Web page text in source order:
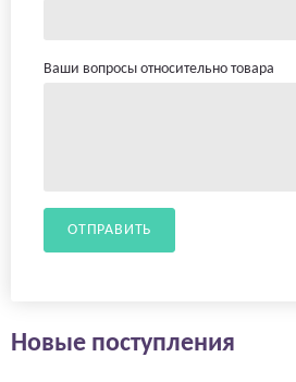
Ваши вопросы относительно товара
ОТПРАВИТЬ
Новые поступления